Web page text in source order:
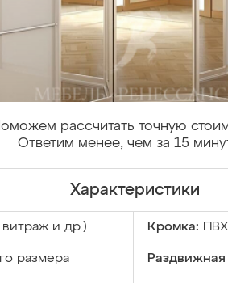
рассчитать точную
Ответим менее, чем за 15
Характеристики
и др.) Кромка:
размера Раздвижная